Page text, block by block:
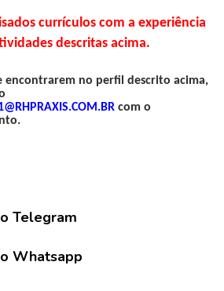
currículos com a experiência
descritas acima.
encontrarem no perfil descrito acima,
com o
Telegram
Whatsapp